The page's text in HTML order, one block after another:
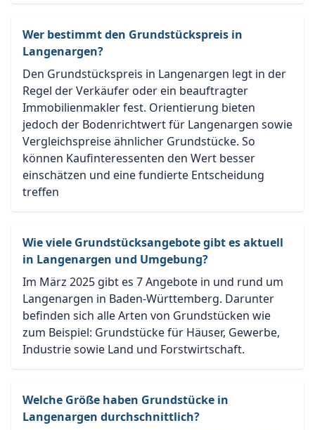
Wer bestimmt den Grundstückspreis in
Langenargen?
Den Grundstückspreis in Langenargen legt in der
Regel der Verkäufer oder ein beauftragter
Immobilienmakler fest. Orientierung bieten
jedoch der Bodenrichtwert für Langenargen sowie
Vergleichspreise ähnlicher Grundstücke. So
können Kaufinteressenten den Wert besser
einschätzen und eine fundierte Entscheidung
treffen
Wie viele Grundstücksangebote gibt es aktuell
in Langenargen und Umgebung?
Im März 2025 gibt es 7 Angebote in und rund um
Langenargen in Baden-Württemberg. Darunter
befinden sich alle Arten von Grundstücken wie
zum Beispiel: Grundstücke für Häuser, Gewerbe,
Industrie sowie Land und Forstwirtschaft.
Welche Größe haben Grundstücke in
Langenargen durchschnittlich?